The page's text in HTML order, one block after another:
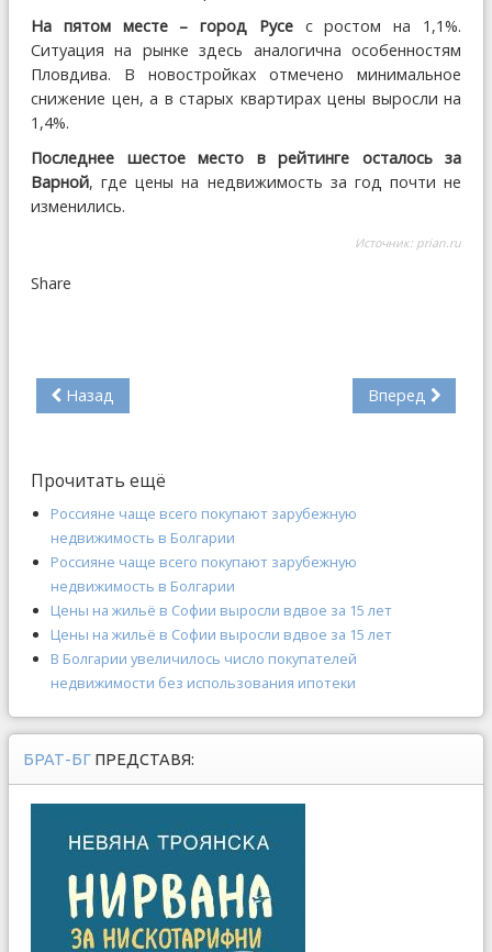
На пятом месте – город Русес ростом на 1,1%.
Ситуация на рынке здесь аналогична особенностям
Пловдива. В новостройках отмечено минимальное
снижение цен, а в старых квартирах цены выросли на
1,4%.
Последнее шестое место в рейтинге осталось за
Варной, где цены на недвижимость за год почти не
изменились.
Источник: prian.ru
Share
Назад Вперед
Прочитать ещё
Россияне чаще всего покупают зарубежную
недвижимость в Болгарии
Россияне чаще всего покупают зарубежную
недвижимость в Болгарии
Цены на жильё в Софии выросли вдвое за 15 лет
Цены на жильё в Софии выросли вдвое за 15 лет
В Болгарии увеличилось число покупателей
недвижимости без использования ипотеки
БРАТ-БГ ПРЕДСТАВЯ: